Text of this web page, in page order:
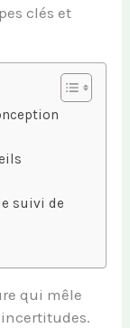
clés et
suivi de
qui mêle